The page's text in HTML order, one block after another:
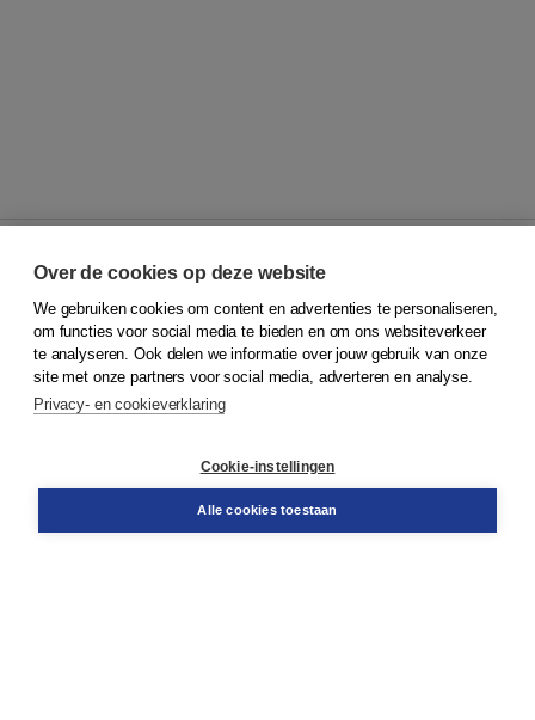
© 2026Koninklijke Boom uitgevers
Klantenservice
Service & informatie
Contact
Over de cookies op deze website
We gebruiken cookies om content en advertenties te personaliseren,
om functies voor social media te bieden en om ons websiteverkeer
te analyseren. Ook delen we informatie over jouw gebruik van onze
site met onze partners voor social media, adverteren en analyse.
Privacy- en cookieverklaring
Cookie-instellingen
Alle cookies toestaan